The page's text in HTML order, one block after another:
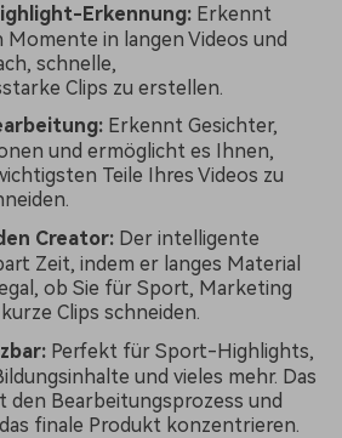
Erkennung: Erkennt
in langen Videos und
schnelle,
Clips zu erstellen.
Erkennt Gesichter,
und ermöglicht es Ihnen,
Teile Ihres Videos zu
Creator: Der intelligente
Zeit, indem er langes Material
ob Sie für Sport, Marketing
Clips schneiden.
Perfekt für Sport-Highlights,
und vieles mehr. Das
den Bearbeitungsprozess und
finale Produkt konzentrieren.